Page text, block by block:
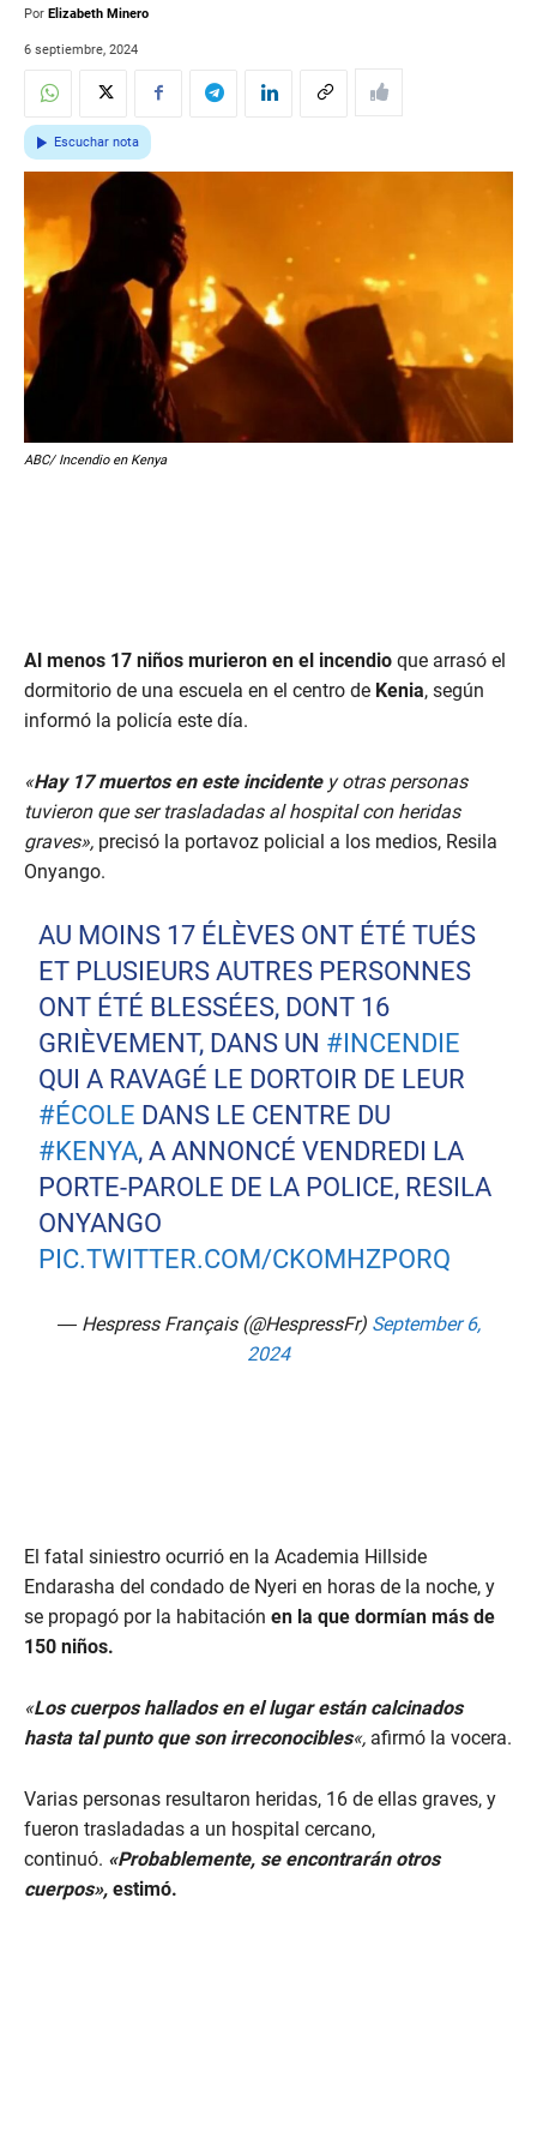
Por Elizabeth Minero
6 septiembre, 2024
Escuchar nota
ABC/ Incendio en Kenya
Al menos 17 niños murieron en el incendio que arrasó el
dormitorio de una escuela en el centro de Kenia, según
informó la policía este día.
«Hay 17 muertos en este incidentey otras personas
tuvieron que ser trasladadas al hospital con heridas
graves», precisó la portavoz policial a los medios, Resila
Onyango.
AU MOINS 17 ÉLÈVES ONT ÉTÉ TUÉS
ET PLUSIEURS AUTRES PERSONNES
ONT ÉTÉ BLESSÉES, DONT 16
GRIÈVEMENT, DANS UN #INCENDIE
QUI A RAVAGÉ LE DORTOIR DE LEUR
#ÉCOLE DANS LE CENTRE DU
#KENYA, A ANNONCÉ VENDREDI LA
PORTE-PAROLE DE LA POLICE, RESILA
ONYANGO
PIC.TWITTER.COM/CKOMHZPORQ
— Hespress Français (@HespressFr) September 6,
2024
El fatal siniestro ocurrió en la Academia Hillside
Endarasha del condado de Nyeri en horas de la noche, y
se propagó por la habitación en la que dormían más de
150 niños.
«Los cuerpos hallados en el lugar están calcinados
hasta tal punto que son irreconocibles«, afirmó la vocera.
Varias personas resultaron heridas, 16 de ellas graves, y
fueron trasladadas a un hospital cercano,
continuó. «Probablemente, se encontrarán otros
cuerpos», estimó.